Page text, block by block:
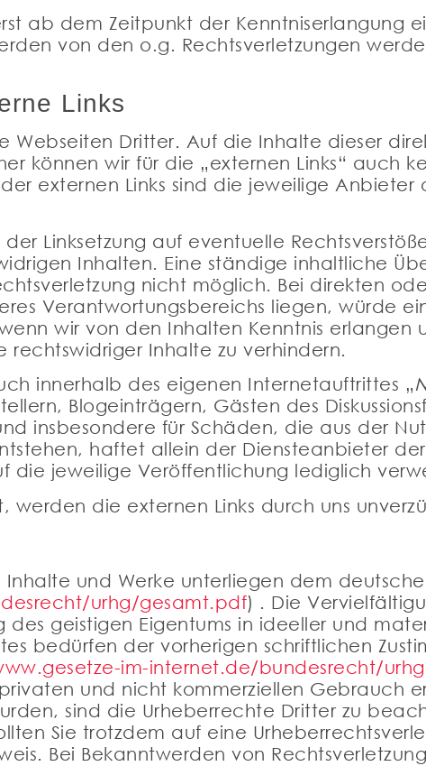
ab dem Zeitpunkt der Kenntniserlangung
von den o.g. Rechtsverletzungen
Links
Webseiten Dritter. Auf die Inhalte dieser
können wir für die „externen Links“ auch
externen Links sind die jeweilige Anbieter
Linksetzung auf eventuelle
Inhalten. Eine ständige inhaltliche
nicht möglich. Bei direkten
Verantwortungsbereichs liegen, würde
wir von den Inhalten Kenntnis erlangen
Inhalte zu verhindern.
innerhalb des eigenen Internetauftrittes „
Blogeinträgern, Gästen des
insbesondere für Schäden, die aus der
haftet allein der Diensteanbieter
die jeweilige Veröffentlichung lediglich
werden die externen Links durch uns
und Werke unterliegen dem
urhg/gesamt.pdf) . Die
geistigen Eigentums in ideeller und
bedürfen der vorherigen schriftlichen
im-internet.de/bundesrecht/
und nicht kommerziellen Gebrauch
sind die Urheberrechte Dritter zu
Sie trotzdem auf eine
Bei Bekanntwerden von